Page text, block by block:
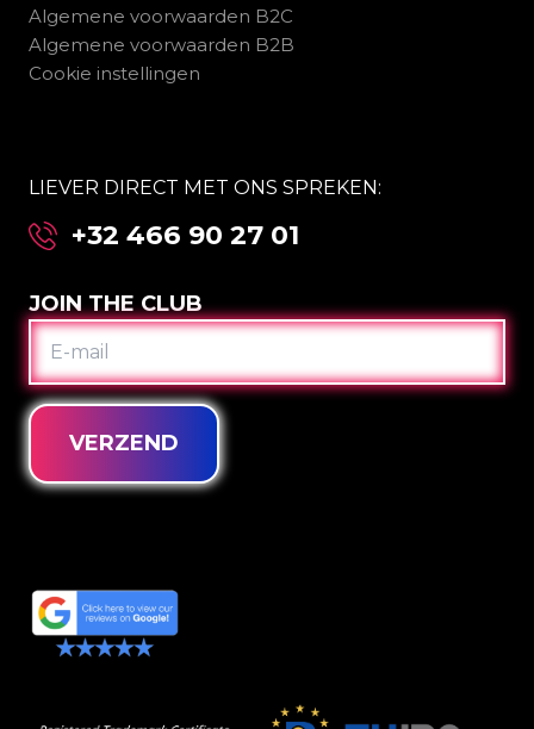
Algemene voorwaarden B2C
Algemene voorwaarden B2B
Cookie instellingen
LIEVER DIRECT MET ONS SPREKEN:
+32 466 90 27 01
JOIN THE CLUB
E-
MAIL
VERZEND